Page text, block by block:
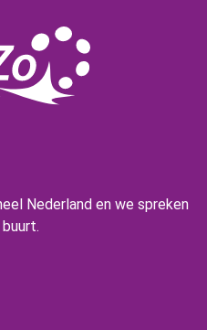
Nederland en we spreken